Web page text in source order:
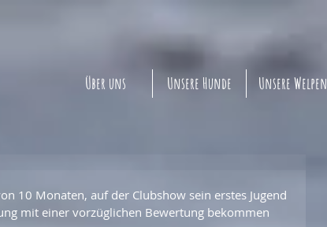
Über uns Unsere Hunde Unsere Welpen
10 Monaten, auf der Clubshow sein erstes Jugend
mit einer vorzüglichen Bewertung bekommen